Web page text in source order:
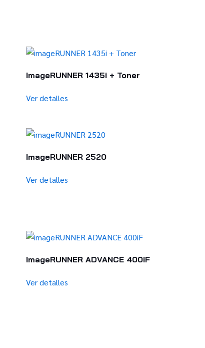
ImageRUNNER 1435i + Toner
Ver detalles
ImageRUNNER 2520
Ver detalles
ImageRUNNER ADVANCE 400iF
Ver detalles